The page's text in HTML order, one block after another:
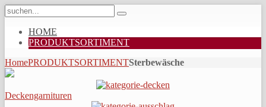
HOME
PRODUKTSORTIMENT
HomePRODUKTSORTIMENTSterbewäsche
Deckengarnituren